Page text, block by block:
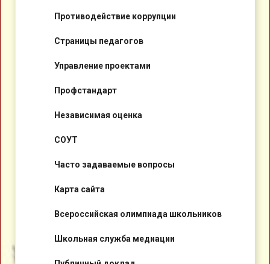
Противодействие коррупции
Страницы педагогов
Управление проектами
Профстандарт
Независимая оценка
СОУТ
Часто задаваемые вопросы
Карта сайта
Всероссийская олимпиада школьников
Школьная служба медиации